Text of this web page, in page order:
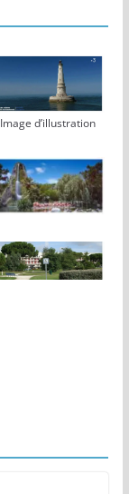
Image d’illustration